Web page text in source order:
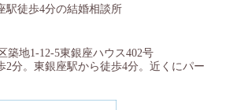
駅徒歩4分の結婚相談所
築地1-12-5東銀座ハウス402号
2分。東銀座駅から徒歩4分。近くにパー